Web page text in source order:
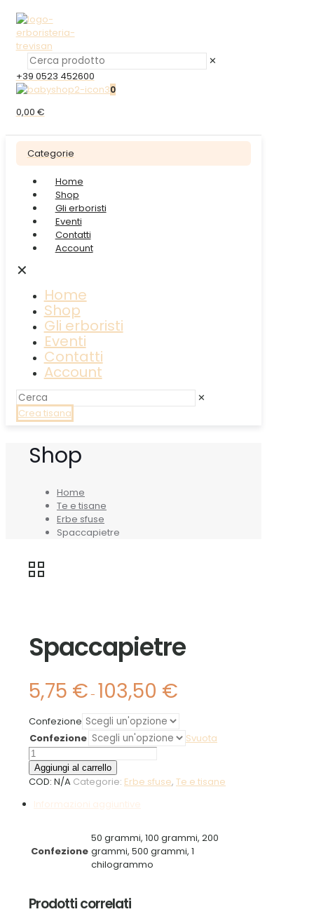
✕
+39 0523 452600
0
0,00 €
Categorie
Home
Shop
Gli erboristi
Eventi
Contatti
Account
✕
Home
Shop
Gli erboristi
Eventi
Contatti
Account
✕
Crea tisana
Shop
Home
Te e tisane
Erbe sfuse
Spaccapietre
Spaccapietre
5,75 € - 103,50 €
5,75 €
Confezione
Confezione
Svuota
Spaccapietre
quantità
Aggiungi al carrello
COD: N/A Categorie: Erbe sfuse, Te e tisane
Informazioni aggiuntive
Confezione
50 grammi, 100 grammi, 200
grammi, 500 grammi, 1
chilogrammo
Prodotti correlati